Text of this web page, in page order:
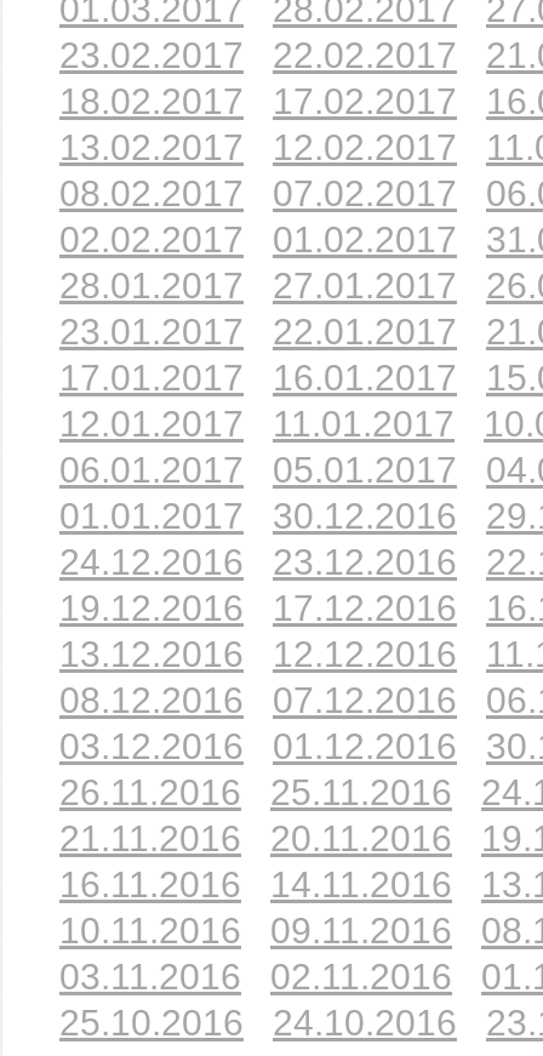
01.03.2017
28.02.2017
23.02.2017
22.02.2017
18.02.2017
17.02.2017
13.02.2017
12.02.2017
08.02.2017
07.02.2017
02.02.2017
01.02.2017
28.01.2017
27.01.2017
23.01.2017
22.01.2017
17.01.2017
16.01.2017
12.01.2017
11.01.2017
06.01.2017
05.01.2017
01.01.2017
30.12.2016
24.12.2016
23.12.2016
19.12.2016
17.12.2016
13.12.2016
12.12.2016
08.12.2016
07.12.2016
03.12.2016
01.12.2016
26.11.2016
25.11.2016
21.11.2016
20.11.2016
16.11.2016
14.11.2016
10.11.2016
09.11.2016
03.11.2016
02.11.2016
25.10.2016
24.10.2016